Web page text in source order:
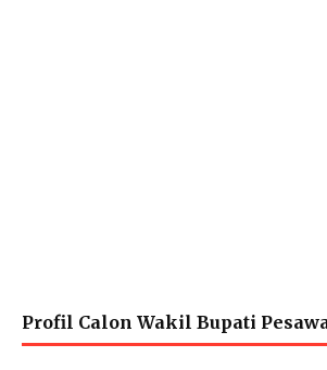
Profil Calon Wakil Bupati